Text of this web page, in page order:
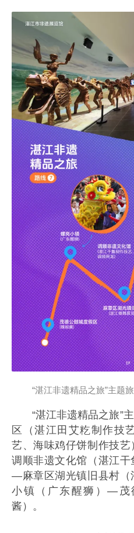
“湛江非遗精品之旅”主题
“湛江非遗精品之旅”
区（湛江田艾籺制作技
艺、海味鸡仔饼制作技
调顺非遗文化馆（湛江干
—麻章区湖光镇旧县村
小镇（广东醒狮）—茂
酱）。